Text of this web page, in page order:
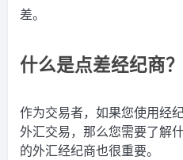
差。
什么是点差经纪商？
作为交易者，如果您使用经
外汇交易，那么您需要了解
的外汇经纪商也很重要。